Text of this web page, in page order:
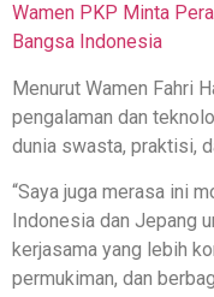
Wamen PKP Minta
Bangsa Indonesia
Menurut Wamen Fahri
pengalaman dan
dunia swasta, praktisi,
“Saya juga merasa ini
Indonesia dan Jepang
kerjasama yang lebih
permukiman, dan